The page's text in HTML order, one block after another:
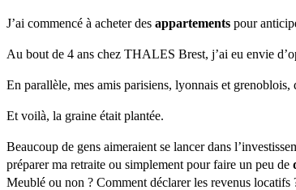
J’ai commencé à acheter des appartements pour
Au bout de 4 ans chez THALES Brest, j’ai eu envie
En parallèle, mes amis parisiens, lyonnais et
Et voilà, la graine était plantée.
Beaucoup de gens aimeraient se lancer dans
préparer ma retraite ou simplement pour faire un peu de
Meublé ou non ? Comment déclarer les revenus